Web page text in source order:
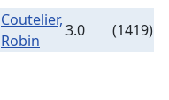
Coutelier,
Robin
3.0
(1419)